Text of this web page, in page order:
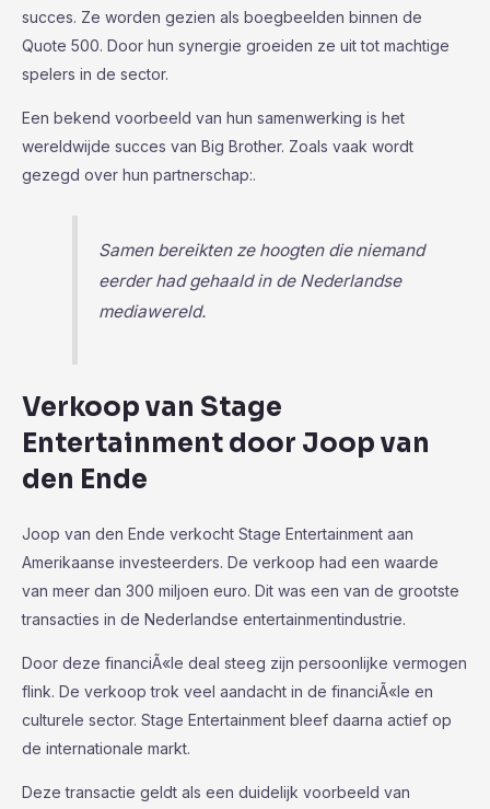
succes. Ze worden gezien als boegbeelden binnen de
Quote 500. Door hun synergie groeiden ze uit tot machtige
spelers in de sector.
Een bekend voorbeeld van hun samenwerking is het
wereldwijde succes van Big Brother. Zoals vaak wordt
gezegd over hun partnerschap:.
Samen bereikten ze hoogten die niemand
eerder had gehaald in de Nederlandse
mediawereld.
Verkoop van Stage
Entertainment door Joop van
den Ende
Joop van den Ende verkocht Stage Entertainment aan
Amerikaanse investeerders. De verkoop had een waarde
van meer dan 300 miljoen euro. Dit was een van de grootste
transacties in de Nederlandse entertainmentindustrie.
Door deze financiÃ«le deal steeg zijn persoonlijke vermogen
flink. De verkoop trok veel aandacht in de financiÃ«le en
culturele sector. Stage Entertainment bleef daarna actief op
de internationale markt.
Deze transactie geldt als een duidelijk voorbeeld van